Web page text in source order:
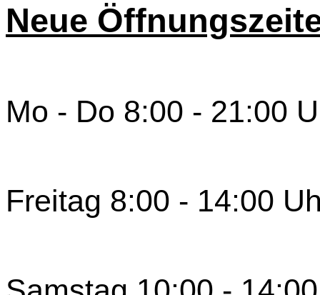
Neue
Mo - Do 8:00 - 21:00
Freitag 8:00 - 14:00